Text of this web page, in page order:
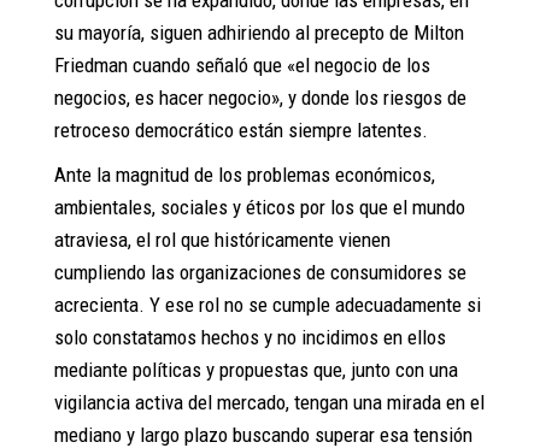
su mayoría, siguen adhiriendo al precepto de Milton
Friedman cuando señaló que «el negocio de los
negocios, es hacer negocio», y donde los riesgos de
retroceso democrático están siempre latentes.
Ante la magnitud de los problemas económicos,
ambientales, sociales y éticos por los que el mundo
atraviesa, el rol que históricamente vienen
cumpliendo las organizaciones de consumidores se
acrecienta. Y ese rol no se cumple adecuadamente si
solo constatamos hechos y no incidimos en ellos
mediante políticas y propuestas que, junto con una
vigilancia activa del mercado, tengan una mirada en el
mediano y largo plazo buscando superar esa tensión